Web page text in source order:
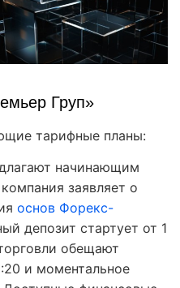
Груп»
тарифные планы:
начинающим
заявляет о
основ Форекс-
депозит стартует от 1
обещают
и моментальное